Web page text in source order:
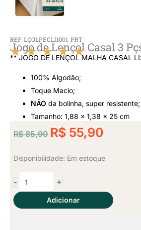
REF: LÇOLPECLI1001-PRT
Jogo de Lençol Casal 3
★ ★ ★ ★ ★
5
de
5
** JOGO DE LENÇOL MALHA CASAL
100% Algodão;
Toque Macio;
NÃO da bolinha, super resistente;
Tamanho: 1,88 x 1,38 x 25 cm
R$85,90
O
original
era:
R$ 85,90.
R$ 55,90
atual
Disponibilidade: Em estoque
-
Jogo
de
Lençol
3
+
Adicionar